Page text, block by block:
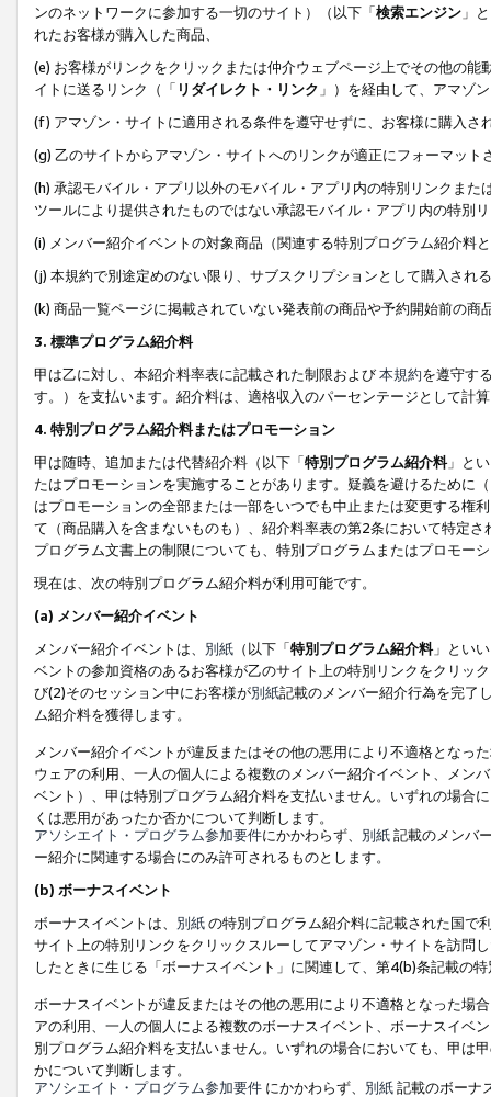
ンのネットワークに参加する一切のサイト）（以下「検索エンジン 」
れたお客様が購入した商品、
(e) お客様がリンクをクリックまたは仲介ウェブページ上でその他の
イトに送るリンク（「 リダイレクト・リンク 」）を経由して、アマゾ
(f) アマゾン・サイトに適用される条件を遵守せずに、お客様に購入さ
(g) 乙のサイトからアマゾン・サイトへのリンクが適正にフォーマッ
(h) 承認モバイル・アプリ以外のモバイル・アプリ内の特別リンクま
ツールにより提供されたものではない承認モバイル・アプリ内の特別
(i) メンバー紹介イベントの対象商品（関連する特別プログラム紹介料
(j) 本規約で別途定めのない限り、サブスクリプションとして購入され
(k) 商品一覧ページに掲載されていない発表前の商品や予約開始前の商
3. 標準プログラム紹介料
甲は乙に対し、本紹介料率表に記載された制限および本規約を遵守す
す。）を支払います。紹介料は、適格収入のパーセンテージとして計
4. 特別プログラム紹介料またはプロモーション
甲は随時、追加または代替紹介料（以下「特別プログラム紹介料」と
たはプロモーションを実施することがあります。疑義を避けるために
はプロモーションの全部または一部をいつでも中止または変更する権
て（商品購入を含まないものも）、紹介料率表の第2条において特定
プログラム文書上の制限についても、特別プログラムまたはプロモー
現在は、次の特別プログラム紹介料が利用可能です。
(a) メンバー紹介イベント
メンバー紹介イベントは、 別紙 （以下「特別プログラム紹介料」とい
ベントの参加資格のあるお客様が乙のサイト上の特別リンクをクリッ
び(2)そのセッション中にお客様が別紙記載のメンバー紹介行為を完了
ム紹介料を獲得します。
メンバー紹介イベントが違反またはその他の悪用により不適格となっ
ウェアの利用、一人の個人による複数のメンバー紹介イベント、メン
ベント）、甲は特別プログラム紹介料を支払いません。いずれの場合
くは悪用があったか否かについて判断します。
アソシエイト・プログラム参加要件にかかわらず、 別紙記載のメンバ
ー紹介に関連する場合にのみ許可されるものとします。
(b) ボーナスイベント
ボーナスイベントは、 別紙の特別プログラム紹介料に記載された国で
サイト上の特別リンクをクリックスルーしてアマゾン・サイトを訪問
したときに生じる「ボーナスイベント」に関連して、第4(b)条記載の
ボーナスイベントが違反またはその他の悪用により不適格となった場
アの利用、一人の個人による複数のボーナスイベント、ボーナスイベ
別プログラム紹介料を支払いません。いずれの場合においても、甲は
かについて判断します。
アソシエイト・プログラム参加要件 にかかわらず、 別紙記載のボーナ